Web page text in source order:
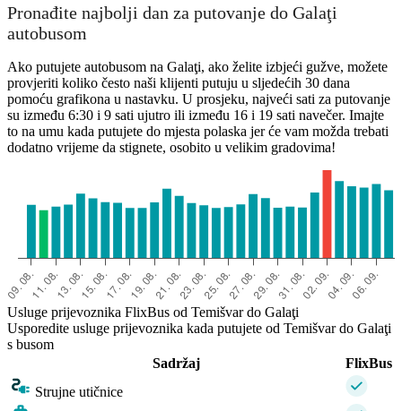
Timişoara
Galaţi
Pronađite najbolji dan za putovanje do Galaţi
autobusom
Ako putujete autobusom na Galaţi, ako želite izbjeći gužve, možete
provjeriti koliko često naši klijenti putuju u sljedećih 30 dana
pomoću grafikona u nastavku. U prosjeku, najveći sati za putovanje
su između 6:30 i 9 sati ujutro ili između 16 i 19 sati navečer. Imajte
to na umu kada putujete do mjesta polaska jer će vam možda trebati
dodatno vrijeme da stignete, osobito u velikim gradovima!
Usluge prijevoznika FlixBus od Temišvar do Galaţi
Usporedite usluge prijevoznika kada putujete od Temišvar do Galaţi
s busom
Sadržaj
FlixBus
Strujne utičnice